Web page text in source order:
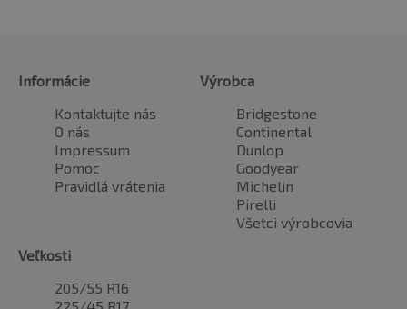
Informácie
Kontaktujte nás
O nás
Impressum
Pomoc
Pravidlá vrátenia
Výrobca
Bridgestone
Continental
Dunlop
Goodyear
Michelin
Pirelli
Všetci výrobcovia
Veľkosti
205/55 R16